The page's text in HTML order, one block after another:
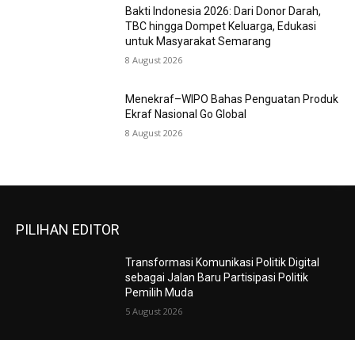
Bakti Indonesia 2026: Dari Donor Darah,
TBC hingga Dompet Keluarga, Edukasi
untuk Masyarakat Semarang
8 August 2026
Menekraf–WIPO Bahas Penguatan Produk
Ekraf Nasional Go Global
8 August 2026
PILIHAN EDITOR
Transformasi Komunikasi Politik Digital
sebagai Jalan Baru Partisipasi Politik
Pemilih Muda
5 August 2026